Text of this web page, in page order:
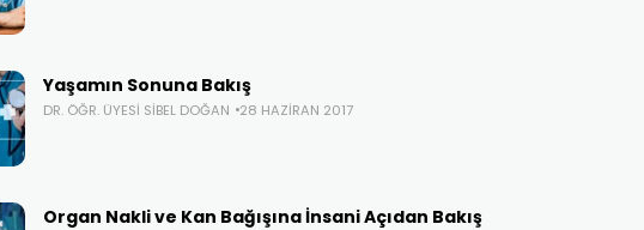
Yaşamın Sonuna Bakış
DR. ÖĞR. ÜYESI SIBEL DOĞAN 28 HAZIRAN 2017
Organ Nakli ve Kan Bağışına İnsani Açıdan Bakış